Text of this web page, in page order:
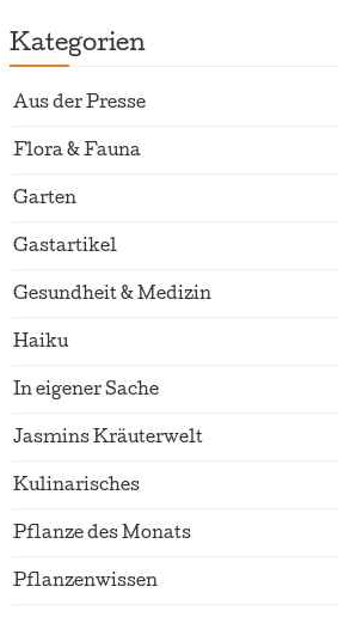
Kategorien
Aus der Presse
Flora & Fauna
Garten
Gastartikel
Gesundheit & Medizin
Haiku
In eigener Sache
Jasmins Kräuterwelt
Kulinarisches
Pflanze des Monats
Pflanzenwissen